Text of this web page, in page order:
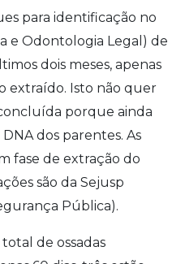
para identificação no
e Odontologia Legal) de
dois meses, apenas
extraído. Isto não quer
porque ainda
dos parentes. As
fase de extração do
são da Sejusp
Pública).
de ossadas